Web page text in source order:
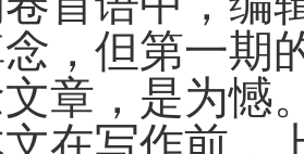
，但第一期
章，是为憾